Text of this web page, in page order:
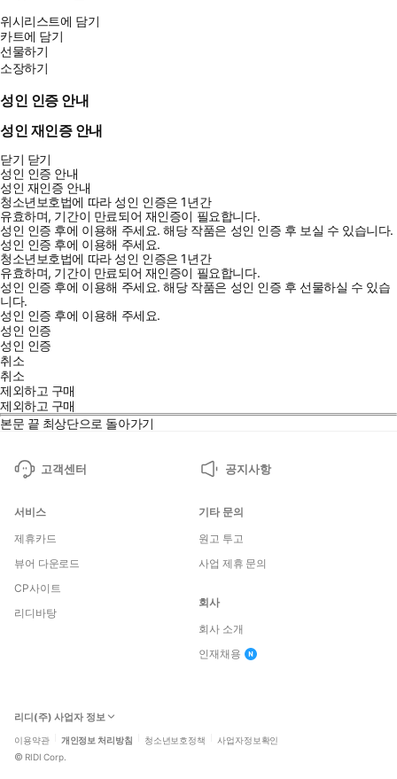
위시리스트에 담기
카트에 담기
선물하기
소장하기
성인 인증 안내
성인 재인증 안내
닫기 닫기
성인 인증 안내
성인 재인증 안내
청소년보호법에 따라 성인 인증은 1년간
유효하며, 기간이 만료되어 재인증이 필요합니다.
성인 인증 후에 이용해 주세요.해당 작품은 성인 인증 후 보실 수 있습니다.
성인 인증 후에 이용해 주세요.
청소년보호법에 따라 성인 인증은 1년간
유효하며, 기간이 만료되어 재인증이 필요합니다.
성인 인증 후에 이용해 주세요.해당 작품은 성인 인증 후 선물하실 수 있습
니다.
성인 인증 후에 이용해 주세요.
성인 인증
성인 인증
취소
취소
제외하고 구매
제외하고 구매
본문 끝 최상단으로 돌아가기
고객센터 공지사항
서비스
제휴카드
뷰어 다운로드
CP사이트
리디바탕
기타 문의
원고 투고
사업 제휴 문의
회사
회사 소개
인재채용
리디(주) 사업자 정보
이용약관 개인정보 처리방침 청소년보호정책 사업자정보확인
© RIDI Corp.